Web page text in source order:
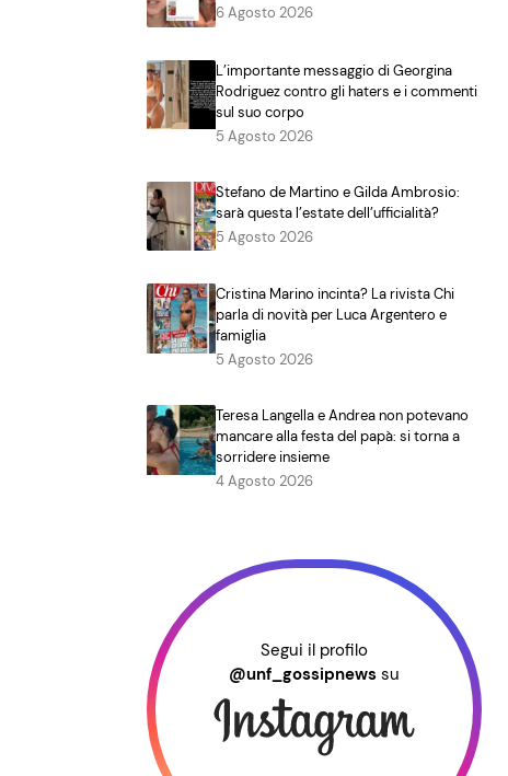
6 Agosto 2026
L’importante messaggio di Georgina
Rodriguez contro gli haters e i commenti
sul suo corpo
5 Agosto 2026
Stefano de Martino e Gilda Ambrosio:
sarà questa l’estate dell’ufficialità?
5 Agosto 2026
Cristina Marino incinta? La rivista Chi
parla di novità per Luca Argentero e
famiglia
5 Agosto 2026
Teresa Langella e Andrea non potevano
mancare alla festa del papà: si torna a
sorridere insieme
4 Agosto 2026
Segui il profilo
@unf_gossipnews su